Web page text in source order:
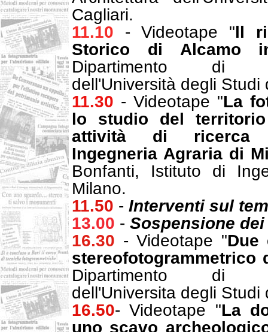
Cagliari.
11.10 - Videotape "ll
Storico di Alcamo
Dipartimento di
dell'Università degli Studi
11.30 - Videotape "La
lo studio del
attività di ricerca
Ingegneria Agraria di
Bonfanti, Istituto di
Milano.
11.50 - Interventi sul
13.00 - Sospensione
16.30 - Videotape "Due
stereofotogrammetrico
Dipartimento di
dell'Universita degli Studi
16.50- Videotape "La
uno scavo